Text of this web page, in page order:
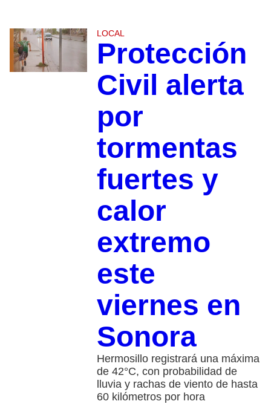
LOCAL
Protección
Civil alerta
por
tormentas
fuertes y
calor
extremo
este
viernes en
Sonora
Hermosillo registrará una máxima
de 42°C, con probabilidad de
lluvia y rachas de viento de hasta
60 kilómetros por hora